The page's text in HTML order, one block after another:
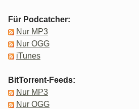
Für Podcatcher:
Nur MP3
Nur OGG
iTunes
BitTorrent-Feeds:
Nur MP3
Nur OGG